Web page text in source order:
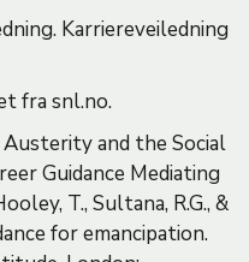
Karriereveiledning
fra snl.no.
Austerity and the Social
Guidance Mediating
T., Sultana, R.G., &
for emancipation.